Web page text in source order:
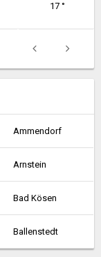
17 °
Ammendorf
Arnstein
Bad Kösen
Ballenstedt